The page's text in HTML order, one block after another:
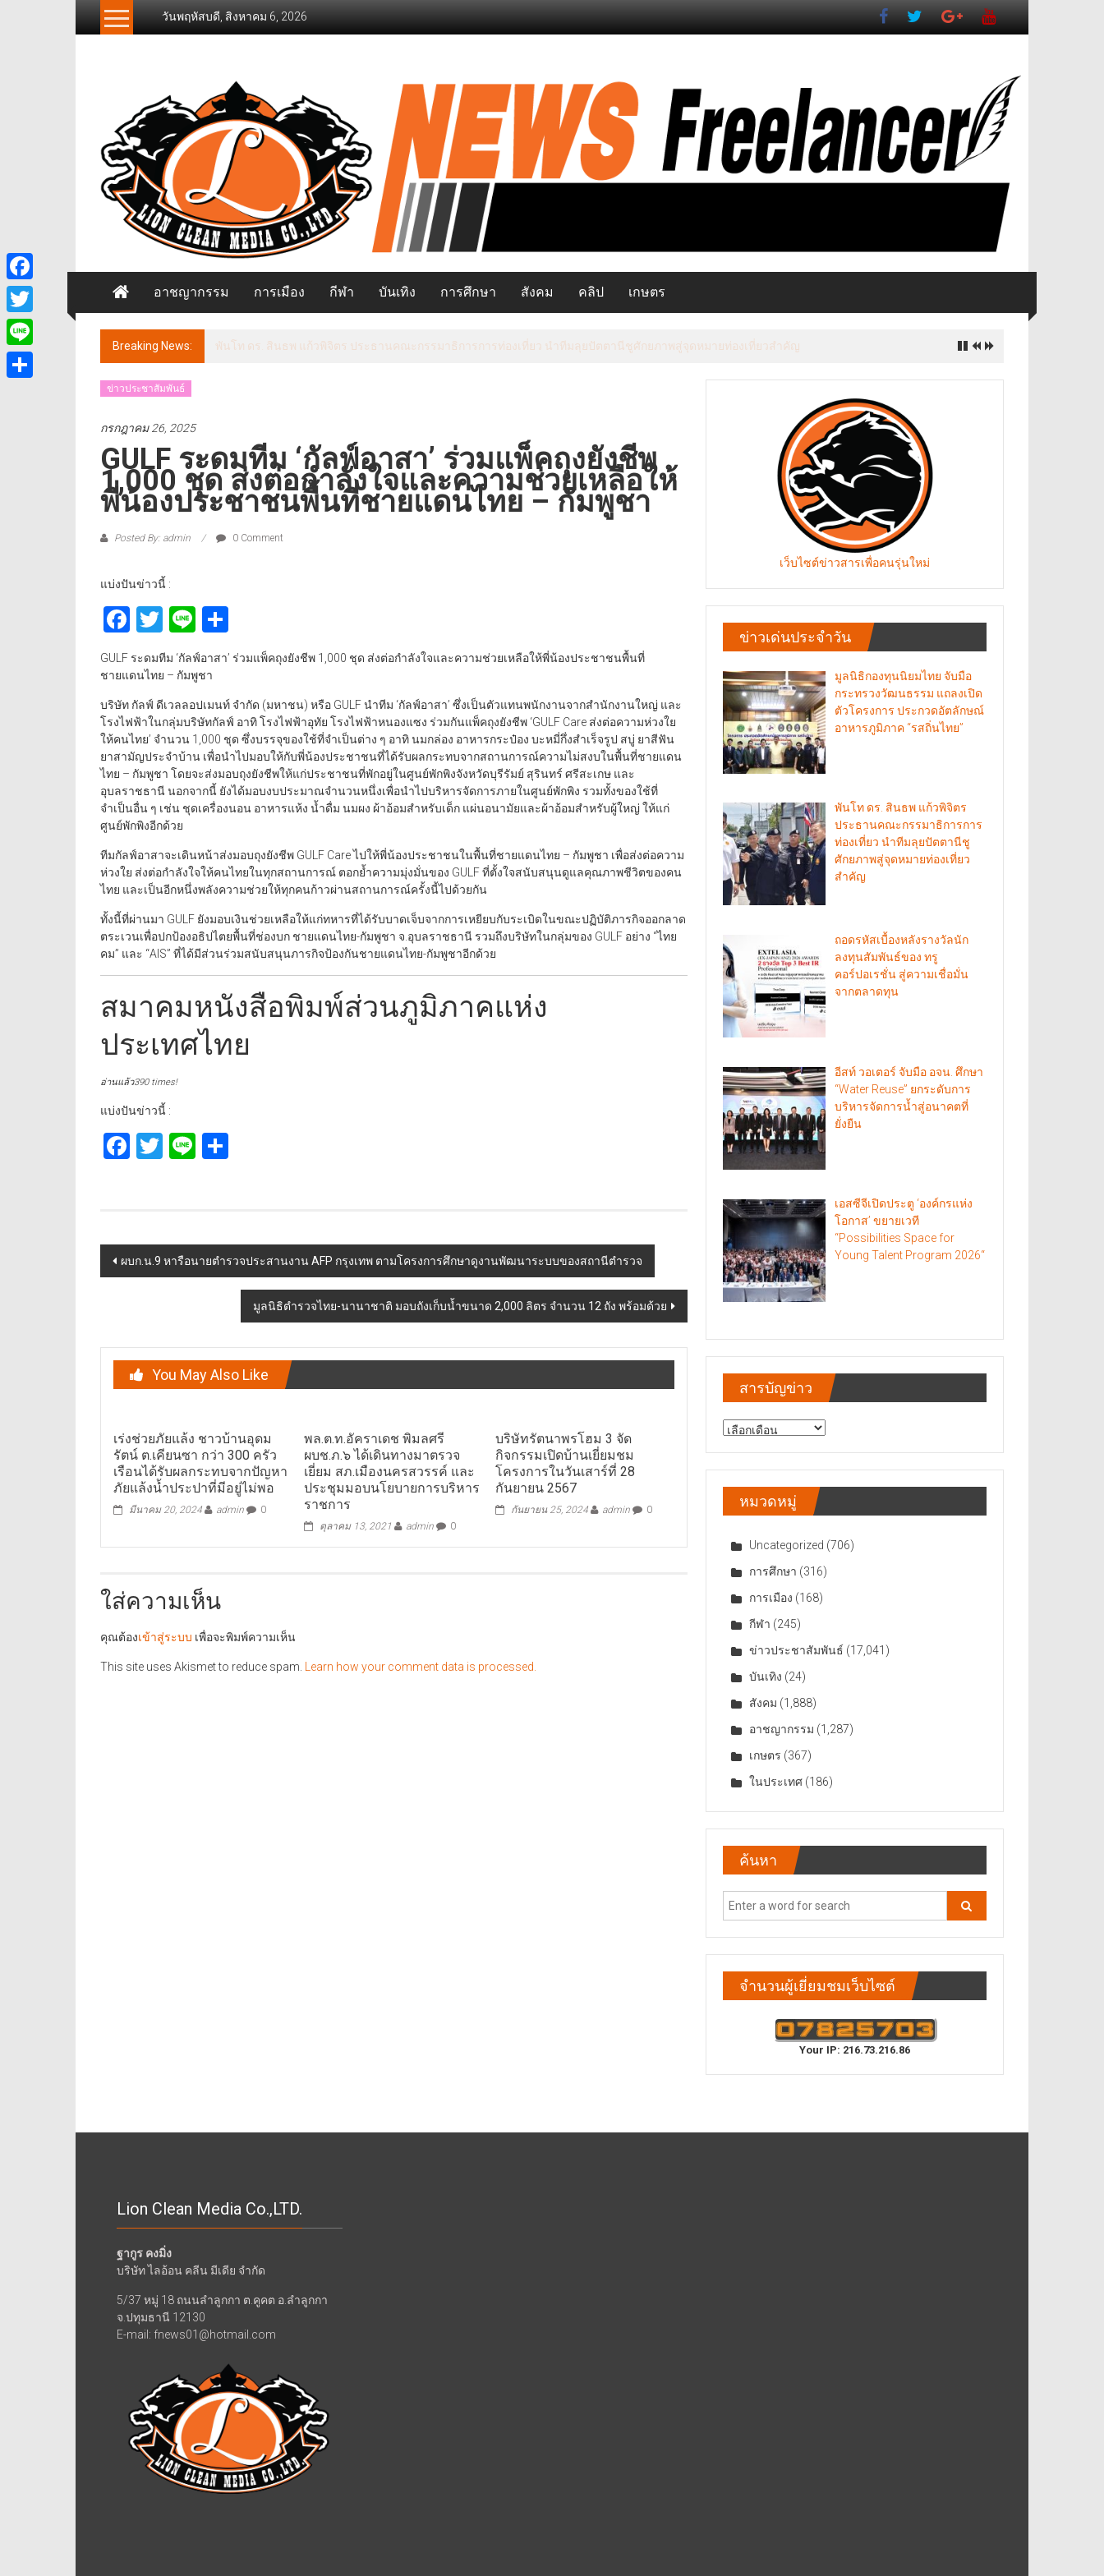
วันพฤหัสบดี, สิงหาคม 6, 2026
Freelancer
วส์
ฟรี
แลน
เซอร์
อาชญากรรม การเมือง กีฬา บันเทิง การศึกษา สังคม คลิป เกษตร
Breaking News: พันโท ดร. สินธพ แก้วพิจิตร ประธานคณะกรรมาธิการการท่องเที่ยว นำทีมลุยปัตตานีชูศักยภาพสู่จุดหมายท่องเที่ยวสำคัญ
ข่าวประชาสัมพันธ์
กรกฎาคม 26, 2025
GULF ระดมทีม ‘กัลฟ์อาสา’ ร่วมแพ็คถุงยังชีพ
1,000 ชุด ส่งต่อกำลังใจและความช่วยเหลือให้
พี่น้องประชาชนพื้นที่ชายแดนไทย – กัมพูชา
Posted By: admin 0 Comment
แบ่งปันข่าวนี้ :
Facebook
Twitter
Line
GULF ระดมทีม ‘กัลฟ์อาสา’ ร่วมแพ็คถุงยังชีพ 1,000 ชุด ส่งต่อกำลังใจและความช่วยเหลือให้พี่น้องประชาชนพื้นที่
ชายแดนไทย – กัมพูชา
บริษัท กัลฟ์ ดีเวลลอปเมนท์ จำกัด (มหาชน) หรือ GULF นำทีม ‘กัลฟ์อาสา’ ซึ่งเป็นตัวแทนพนักงานจากสำนักงานใหญ่ และ
โรงไฟฟ้าในกลุ่มบริษัทกัลฟ์ อาทิ โรงไฟฟ้าอุทัย โรงไฟฟ้าหนองแซง ร่วมกันแพ็คถุงยังชีพ ‘GULF Care ส่งต่อความห่วงใย
ให้คนไทย’ จำนวน 1,000 ชุด ซึ่งบรรจุของใช้ที่จำเป็นต่าง ๆ อาทิ นมกล่อง อาหารกระป๋อง บะหมี่กึ่งสำเร็จรูป สบู่ ยาสีฟัน
ยาสามัญประจำบ้าน เพื่อนำไปมอบให้กับพี่น้องประชาชนที่ได้รับผลกระทบจากสถานการณ์ความไม่สงบในพื้นที่ชายแดน
ไทย – กัมพูชา โดยจะส่งมอบถุงยังชีพให้แก่ประชาชนที่พักอยู่ในศูนย์พักพิงจังหวัดบุรีรัมย์ สุรินทร์ ศรีสะเกษ และ
อุบลราชธานี นอกจากนี้ ยังได้มอบงบประมาณจำนวนหนึ่งเพื่อนำไปบริหารจัดการภายในศูนย์พักพิง รวมทั้งของใช้ที่
จำเป็นอื่น ๆ เช่น ชุดเครื่องนอน อาหารแห้ง น้ำดื่ม นมผง ผ้าอ้อมสำหรับเด็ก แผ่นอนามัยและผ้าอ้อมสำหรับผู้ใหญ่ ให้แก่
ศูนย์พักพิงอีกด้วย
ทีมกัลฟ์อาสาจะเดินหน้าส่งมอบถุงยังชีพ GULF Care ไปให้พี่น้องประชาชนในพื้นที่ชายแดนไทย – กัมพูชา เพื่อส่งต่อความ
ห่วงใย ส่งต่อกำลังใจให้คนไทยในทุกสถานการณ์ ตอกย้ำความมุ่งมั่นของ GULF ที่ตั้งใจสนับสนุนดูแลคุณภาพชีวิตของคน
ไทย และเป็นอีกหนึ่งพลังความช่วยให้ทุกคนก้าวผ่านสถานการณ์ครั้งนี้ไปด้วยกัน
ทั้งนี้ที่ผ่านมา GULF ยังมอบเงินช่วยเหลือให้แก่ทหารที่ได้รับบาดเจ็บจากการเหยียบกับระเบิดในขณะปฏิบัติภารกิจออกลาด
ตระเวนเพื่อปกป้องอธิปไตยพื้นที่ช่องบก ชายแดนไทย-กัมพูชา จ.อุบลราชธานี รวมถึงบริษัทในกลุ่มของ GULF อย่าง “ไทย
คม” และ “AIS” ที่ได้มีส่วนร่วมสนับสนุนภารกิจป้องกันชายแดนไทย-กัมพูชาอีกด้วย
สมาคมหนังสือพิมพ์ส่วนภูมิภาคแห่ง
ประเทศไทย
อ่านแล้ว390 times!
แบ่งปันข่าวนี้ :
Facebook
Twitter
Line
Post
ผบก.น.9 หารือนายตำรวจประสานงาน AFP กรุงเทพ ตามโครงการศึกษาดูงานพัฒนาระบบของสถานีตำรวจ
มูลนิธิตำรวจไทย-นานาชาติ มอบถังเก็บน้ำขนาด 2,000 ลิตร จำนวน 12 ถัง พร้อมด้วย
You May Also Like
เร่งช่วยภัยแล้ง ชาวบ้านอุดม
รัตน์ ต.เคียนซา กว่า 300 ครัว
เรือนได้รับผลกระทบจากปัญหา
ภัยแล้งน้ำประปาที่มีอยู่ไม่พอ
มีนาคม 20, 2024 admin 0
พล.ต.ท.อัคราเดช พิมลศรี
ผบช.ภ.๖ ได้เดินทางมาตรวจ
เยี่ยม สภ.เมืองนครสวรรค์ และ
ประชุมมอบนโยบายการบริหาร
ราชการ
ตุลาคม 13, 2021 admin 0
บริษัทรัตนาพรโฮม 3 จัด
กิจกรรมเปิดบ้านเยี่ยมชม
โครงการในวันเสาร์ที่ 28
กันยายน 2567
กันยายน 25, 2024 admin 0
ใส่ความเห็น
คุณต้องเข้าสู่ระบบ เพื่อจะพิมพ์ความเห็น
This site uses Akismet to reduce spam. Learn how your comment data is processed.
เว็บไซต์ข่าวสารเพื่อคนรุ่นใหม่
ข่าวเด่นประจำวัน
มูลนิธิกองทุนนิยมไทย จับมือ
กระทรวงวัฒนธรรม แถลงเปิด
ตัวโครงการ ประกวดอัตลักษณ์
อาหารภูมิภาค “รสถิ่นไทย”
พันโท ดร. สินธพ แก้วพิจิตร
ประธานคณะกรรมาธิการการ
ท่องเที่ยว นำทีมลุยปัตตานีชู
ศักยภาพสู่จุดหมายท่องเที่ยว
สำคัญ
ถอดรหัสเบื้องหลังรางวัลนัก
ลงทุนสัมพันธ์ของ ทรู
คอร์ปอเรชั่น สู่ความเชื่อมั่น
จากตลาดทุน
อีสท์ วอเตอร์ จับมือ อจน. ศึกษา
“Water Reuse” ยกระดับการ
บริหารจัดการน้ำสู่อนาคตที่
ยั่งยืน
เอสซีจีเปิดประตู ‘องค์กรแห่ง
โอกาส’ ขยายเวที
“Possibilities Space for
Young Talent Program 2026“
สารบัญข่าว
สารบัญ
หมวดหมู่
Uncategorized (706)
การศึกษา (316)
การเมือง (168)
กีฬา (245)
ข่าวประชาสัมพันธ์ (17,041)
บันเทิง (24)
สังคม (1,888)
อาชญากรรม (1,287)
เกษตร (367)
ในประเทศ (186)
ค้นหา
จำนวนผู้เยี่ยมชมเว็บไซต์
Your IP: 216.73.216.86
Lion Clean Media Co.,LTD.
ฐากูร คงมิ่ง
บริษัท ไลอ้อน คลีน มีเดีย จำกัด
5/37 หมู่ 18 ถนนลำลูกกา ต.คูคต อ.ลำลูกกา
จ.ปทุมธานี 12130
E-mail: fnews01@hotmail.com
Facebook
Twitter
Line